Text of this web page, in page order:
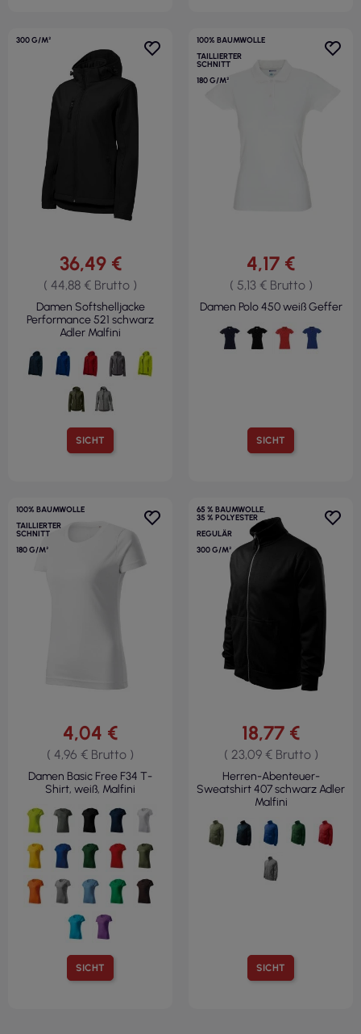
300 G/M²
SICHT
36,49 €
( 44,88 € Brutto )
Damen Softshelljacke
Performance 521 schwarz
Adler Malfini
100% BAUMWOLLE
TAILLIERTER
SCHNITT
180 G/M²
SICHT
4,17 €
( 5,13 € Brutto )
Damen Polo 450 weiß Geffer
100% BAUMWOLLE
TAILLIERTER
SCHNITT
180 G/M²
SICHT
4,04 €
( 4,96 € Brutto )
Damen Basic Free F34 T-
Shirt, weiß, Malfini
65 % BAUMWOLLE,
35 % POLYESTER
REGULÄR
300 G/M²
SICHT
18,77 €
( 23,09 € Brutto )
Herren-Abenteuer-
Sweatshirt 407 schwarz Adler
Malfini